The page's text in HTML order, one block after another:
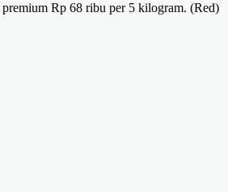
Rp 68 ribu per 5 kilogram. (Red)